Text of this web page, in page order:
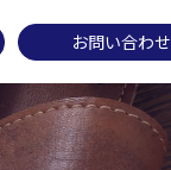
お問い合わせ